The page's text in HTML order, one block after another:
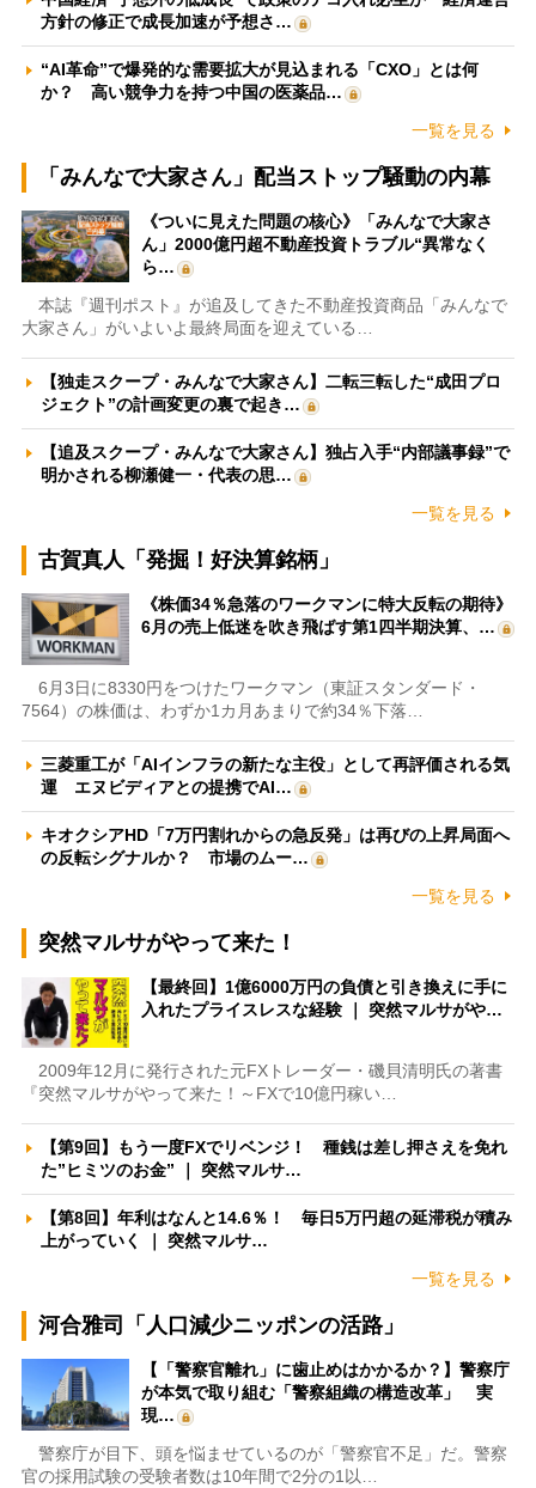
方針の修正で成長加速が予想さ…
“AI革命”で爆発的な需要拡大が見込まれる「CXO」とは何
か？ 高い競争力を持つ中国の医薬品…
一覧を見る
「みんなで大家さん」配当ストップ騒動の内幕
《ついに見えた問題の核心》「みんなで大家さ
ん」2000億円超不動産投資トラブル“異常なく
ら…
本誌『週刊ポスト』が追及してきた不動産投資商品「みんなで
大家さん」がいよいよ最終局面を迎えている…
【独走スクープ・みんなで大家さん】二転三転した“成田プロ
ジェクト”の計画変更の裏で起き…
【追及スクープ・みんなで大家さん】独占入手“内部議事録”で
明かされる柳瀬健一・代表の思…
一覧を見る
古賀真人「発掘！好決算銘柄」
《株価34％急落のワークマンに特大反転の期待》
6月の売上低迷を吹き飛ばす第1四半期決算、…
6月3日に8330円をつけたワークマン（東証スタンダード・
7564）の株価は、わずか1カ月あまりで約34％下落…
三菱重工が「AIインフラの新たな主役」として再評価される気
運 エヌビディアとの提携でAI…
キオクシアHD「7万円割れからの急反発」は再びの上昇局面へ
の反転シグナルか？ 市場のムー…
一覧を見る
突然マルサがやって来た！
【最終回】1億6000万円の負債と引き換えに手に
入れたプライスレスな経験 ｜ 突然マルサがや…
2009年12月に発行された元FXトレーダー・磯貝清明氏の著書
『突然マルサがやって来た！～FXで10億円稼い…
【第9回】もう一度FXでリベンジ！ 種銭は差し押さえを免れ
た”ヒミツのお金” ｜ 突然マルサ…
【第8回】年利はなんと14.6％！ 毎日5万円超の延滞税が積み
上がっていく ｜ 突然マルサ…
一覧を見る
河合雅司「人口減少ニッポンの活路」
【「警察官離れ」に歯止めはかかるか？】警察庁
が本気で取り組む「警察組織の構造改革」 実
現…
警察庁が目下、頭を悩ませているのが「警察官不足」だ。警察
官の採用試験の受験者数は10年間で2分の1以…